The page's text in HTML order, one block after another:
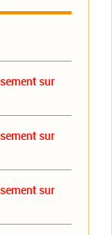
sur
sur
sur